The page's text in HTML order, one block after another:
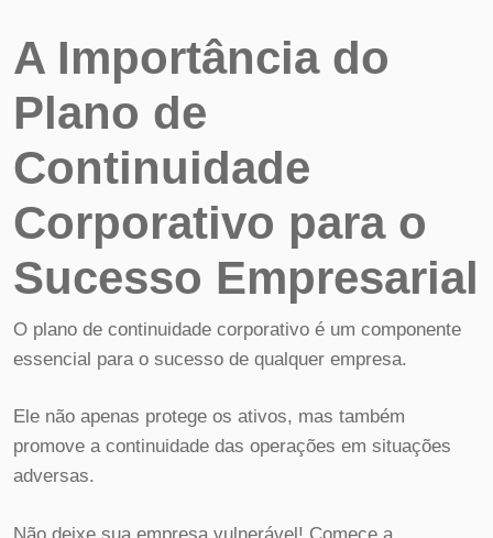
A Importância do
Plano de
Continuidade
Corporativo para o
Sucesso Empresarial
O plano de continuidade corporativo é um componente
essencial para o sucesso de qualquer empresa.
Ele não apenas protege os ativos, mas também
promove a continuidade das operações em situações
adversas.